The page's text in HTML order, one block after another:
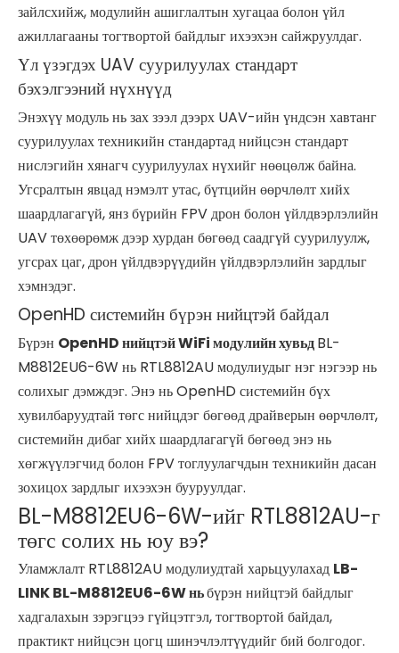
зайлсхийж, модулийн ашиглалтын хугацаа болон үйл
ажиллагааны тогтвортой байдлыг ихээхэн сайжруулдаг.
Үл үзэгдэх UAV суурилуулах стандарт
бэхэлгээний нүхнүүд
Энэхүү модуль нь зах зээл дээрх UAV-ийн үндсэн хавтанг
суурилуулах техникийн стандартад нийцсэн стандарт
нислэгийн хянагч суурилуулах нүхийг нөөцөлж байна.
Угсралтын явцад нэмэлт утас, бүтцийн өөрчлөлт хийх
шаардлагагүй, янз бүрийн FPV дрон болон үйлдвэрлэлийн
UAV төхөөрөмж дээр хурдан бөгөөд саадгүй суурилуулж,
угсрах цаг, дрон үйлдвэрүүдийн үйлдвэрлэлийн зардлыг
хэмнэдэг.
OpenHD системийн бүрэн нийцтэй байдал
Бүрэн OpenHD нийцтэй WiFi модулийн хувьдBL-
M8812EU6-6W нь RTL8812AU модулиудыг нэг нэгээр нь
солихыг дэмждэг. Энэ нь OpenHD системийн бүх
хувилбаруудтай төгс нийцдэг бөгөөд драйверын өөрчлөлт,
системийн дибаг хийх шаардлагагүй бөгөөд энэ нь
хөгжүүлэгчид болон FPV тоглуулагчдын техникийн дасан
зохицох зардлыг ихээхэн бууруулдаг.
BL-M8812EU6-6W-ийг RTL8812AU-г
төгс солих нь юу вэ?
Уламжлалт RTL8812AU модулиудтай харьцуулахад LB-
LINK BL-M8812EU6-6W ньбүрэн нийцтэй байдлыг
хадгалахын зэрэгцээ гүйцэтгэл, тогтвортой байдал,
практикт нийцсэн цогц шинэчлэлтүүдийг бий болгодог.